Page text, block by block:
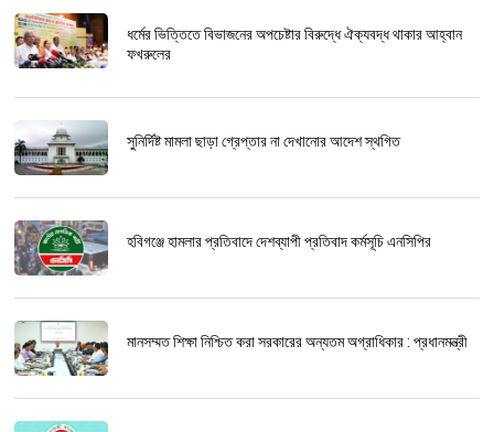
ধর্মের ভিত্তিতে বিভাজনের অপচেষ্টার বিরুদ্ধে ঐক্যবদ্ধ থাকার আহ্বান
ফখরুলের
সুনির্দিষ্ট মামলা ছাড়া গ্রেপ্তার না দেখানোর আদেশ স্থগিত
হবিগঞ্জে হামলার প্রতিবাদে দেশব্যাপী প্রতিবাদ কর্মসূচি এনসিপির
মানসম্মত শিক্ষা নিশ্চিত করা সরকারের অন্যতম অগ্রাধিকার : প্রধানমন্ত্রী